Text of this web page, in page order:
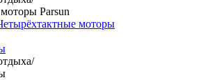
Parsun
моторы
/